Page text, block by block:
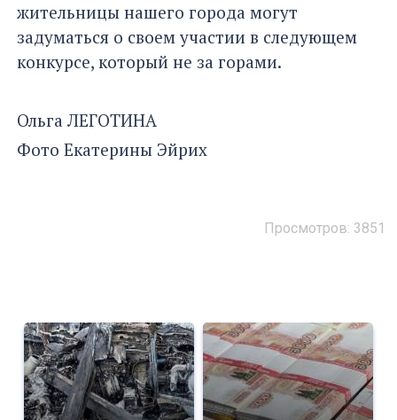
жительницы нашего города могут
задуматься о своем участии в следующем
конкурсе, который не за горами.
Ольга ЛЕГОТИНА
Фото Екатерины Эйрих
Просмотров: 3851